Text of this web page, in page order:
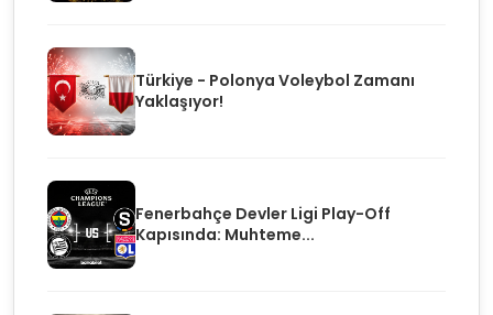
Türkiye - Polonya Voleybol Zamanı
Yaklaşıyor!
Fenerbahçe Devler Ligi Play-Off
Kapısında: Muhteme...